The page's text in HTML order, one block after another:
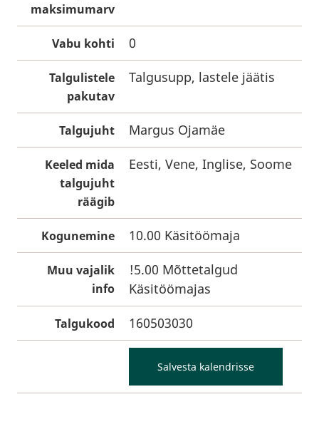
maksimumarv
Vabu kohti 0
Talgulistele
pakutav
Talgusupp, lastele jäätis
Talgujuht Margus Ojamäe
Keeled mida
talgujuht
räägib
Eesti, Vene, Inglise, Soome
Kogunemine 10.00 Käsitöömaja
Muu vajalik
info
!5.00 Mõttetalgud
Käsitöömajas
Talgukood 160503030
Salvesta kalendrisse